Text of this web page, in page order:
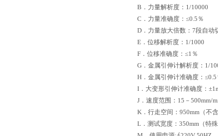
B．力量解析度：1/10000
C．力量准确度：≤0.5％
D．力量放大倍数：7段自动
E．位移解析度：1/1000
F．位移准确度：≤1％
G．金属引伸计解析度：1/
H．金属引伸计准确度：≤0.5
I．大变形引伸计准确度：
J．速度范围：15－500mm/
K．行走空间：950mm（不
L．测试宽度：350mm（特